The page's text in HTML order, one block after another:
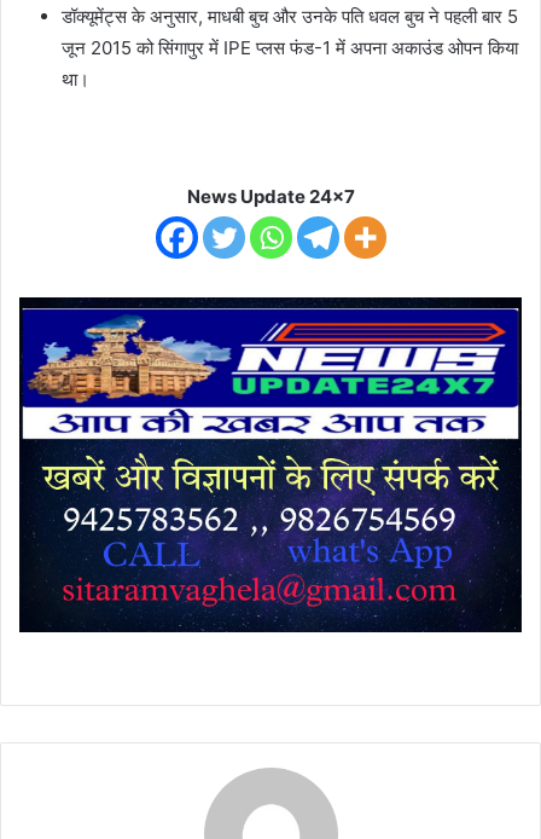
डॉक्यूमेंट्स के अनुसार, माधबी बुच और उनके पति धवल बुच ने पहली बार 5
जून 2015 को सिंगापुर में IPE प्लस फंड-1 में अपना अकाउंड ओपन किया
था।
News Update 24x7